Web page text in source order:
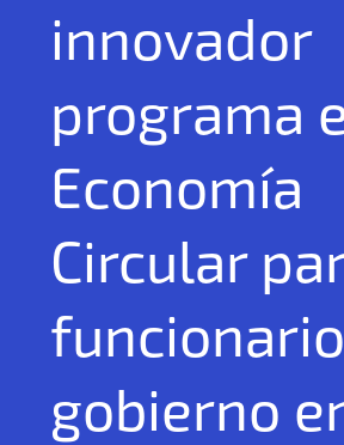
innovador
programa
Economía
Circular
gobierno